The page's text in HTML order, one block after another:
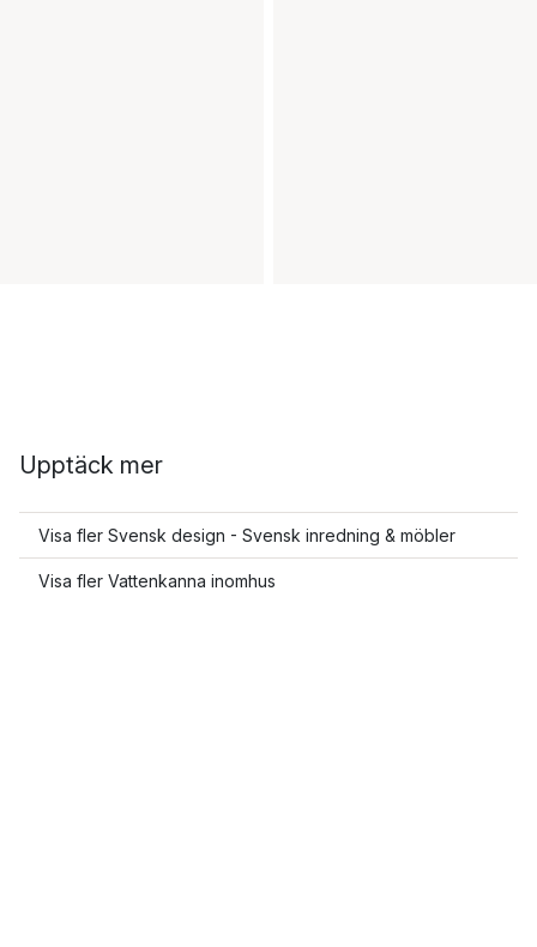
Upptäck mer
Visa fler Svensk design - Svensk inredning & möbler
Visa fler Vattenkanna inomhus